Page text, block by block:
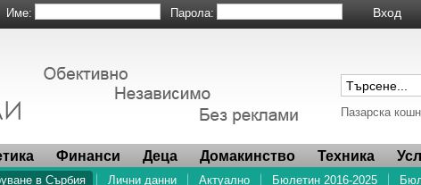
Име: Парола:
Пазарска
Финанси Деца Домакинство Техника
в Сърбия Лични данни Актуално Бюлетин 2016-2025